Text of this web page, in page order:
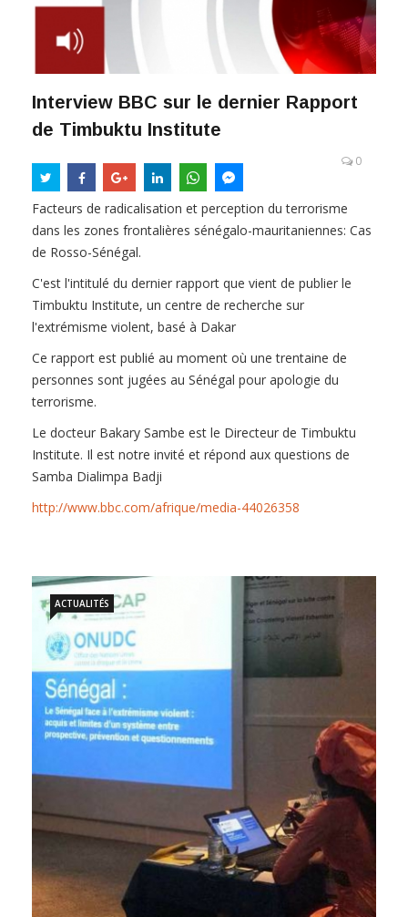
Interview BBC sur le dernier Rapport
de Timbuktu Institute
0
Facteurs de radicalisation et perception du terrorisme
dans les zones frontalières sénégalo-mauritaniennes: Cas
de Rosso-Sénégal.
C'est l'intitulé du dernier rapport que vient de publier le
Timbuktu Institute, un centre de recherche sur
l'extrémisme violent, basé à Dakar
Ce rapport est publié au moment où une trentaine de
personnes sont jugées au Sénégal pour apologie du
terrorisme.
Le docteur Bakary Sambe est le Directeur de Timbuktu
Institute. Il est notre invité et répond aux questions de
Samba Dialimpa Badji
http://www.bbc.com/afrique/media-44026358
ACTUALITÉS